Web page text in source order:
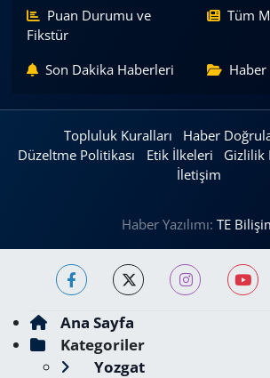
Puan Durumu ve
Fikstür
Tüm
Son Dakika Haberleri
Topluluk Kuralları
Haber
Düzeltme Politikası
Etik İlkeleri Gizlilik
İletişim
Haber Yazılımı: TE
Ana Sayfa
Kategoriler
Yozgat